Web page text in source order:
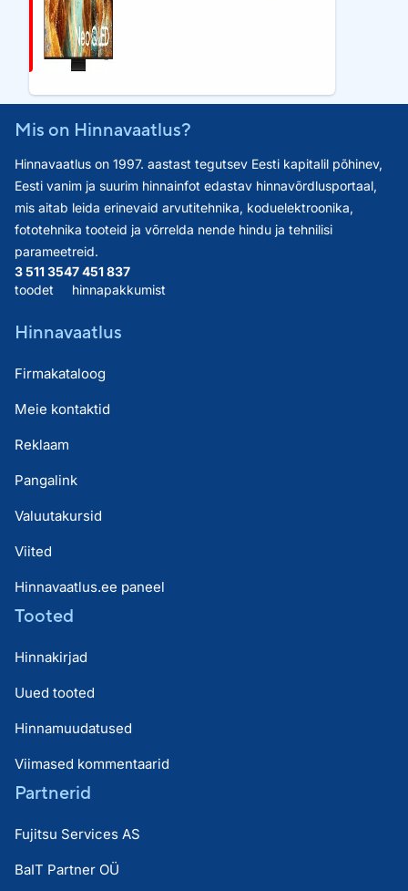
Mis on Hinnavaatlus?
Hinnavaatlus on 1997. aastast tegutsev Eesti kapitalil põhinev,
Eesti vanim ja suurim hinnainfot edastav hinnavõrdlusportaal,
mis aitab leida erinevaid arvutitehnika, koduelektroonika,
fototehnika tooteid ja võrrelda nende hindu ja tehnilisi
parameetreid.
3 511 354
toodet
7 451 837
hinnapakkumist
Hinnavaatlus
Firmakataloog
Meie kontaktid
Reklaam
Pangalink
Valuutakursid
Viited
Hinnavaatlus.ee paneel
Tooted
Hinnakirjad
Uued tooted
Hinnamuudatused
Viimased kommentaarid
Partnerid
Fujitsu Services AS
BaIT Partner OÜ